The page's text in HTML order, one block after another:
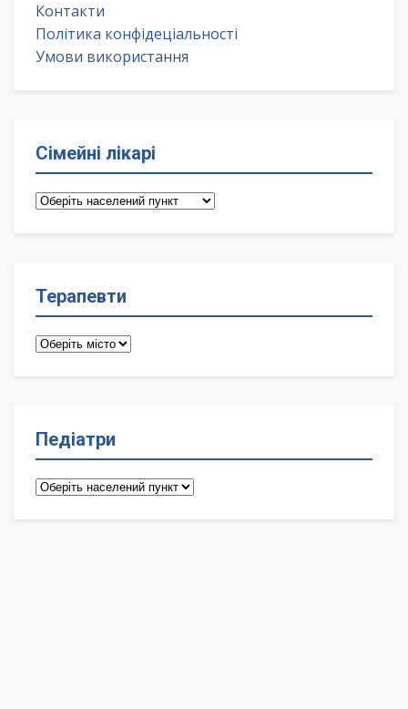
Контакти
Політика конфідеціальності
Умови використання
Сімейні лікарі
Сімейні
Терапевти
Терапевти
Педіатри
Педіатри